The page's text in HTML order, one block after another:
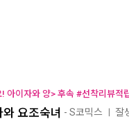
아이자와 양> 후속 #선착리뷰적
요조숙녀 - S코믹스 잘